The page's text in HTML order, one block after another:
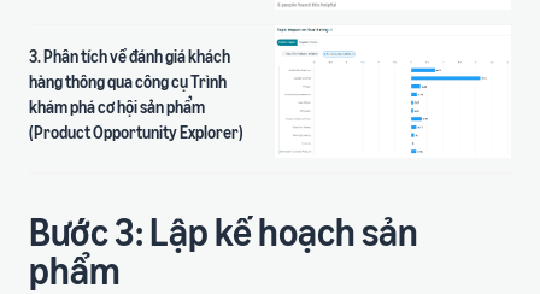
3. Phân tích về đánh giá khách
hàng thông qua công cụ Trình
khám phá cơ hội sản phẩm
(Product Opportunity Explorer)
Bước 3: Lập kế hoạch sản
phẩm